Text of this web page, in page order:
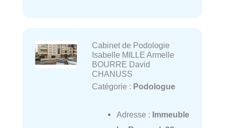
Cabinet de Podologie
Isabelle MILLE Armelle
BOURRE David
CHANUSS
Catégorie : Podologue
Adresse : Immeuble